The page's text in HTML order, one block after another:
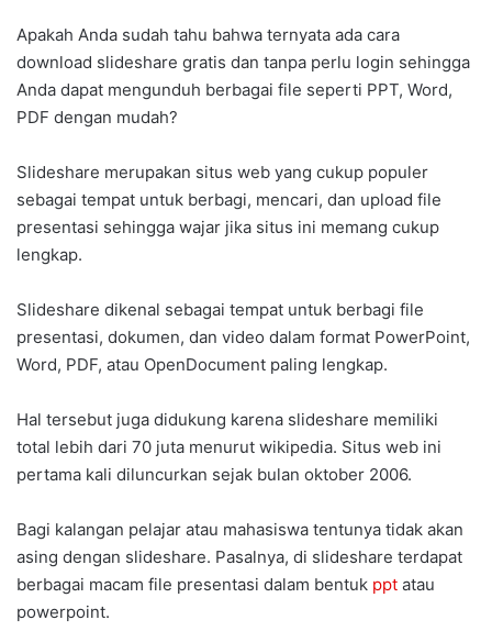
Apakah Anda sudah tahu bahwa ternyata ada cara
download slideshare gratis dan tanpa perlu login sehingga
Anda dapat mengunduh berbagai file seperti PPT, Word,
PDF dengan mudah?
Slideshare merupakan situs web yang cukup populer
sebagai tempat untuk berbagi, mencari, dan upload file
presentasi sehingga wajar jika situs ini memang cukup
lengkap.
Slideshare dikenal sebagai tempat untuk berbagi file
presentasi, dokumen, dan video dalam format PowerPoint,
Word, PDF, atau OpenDocument paling lengkap.
Hal tersebut juga didukung karena slideshare memiliki
total lebih dari 70 juta menurut wikipedia. Situs web ini
pertama kali diluncurkan sejak bulan oktober 2006.
Bagi kalangan pelajar atau mahasiswa tentunya tidak akan
asing dengan slideshare. Pasalnya, di slideshare terdapat
berbagai macam file presentasi dalam bentuk ppt atau
powerpoint.